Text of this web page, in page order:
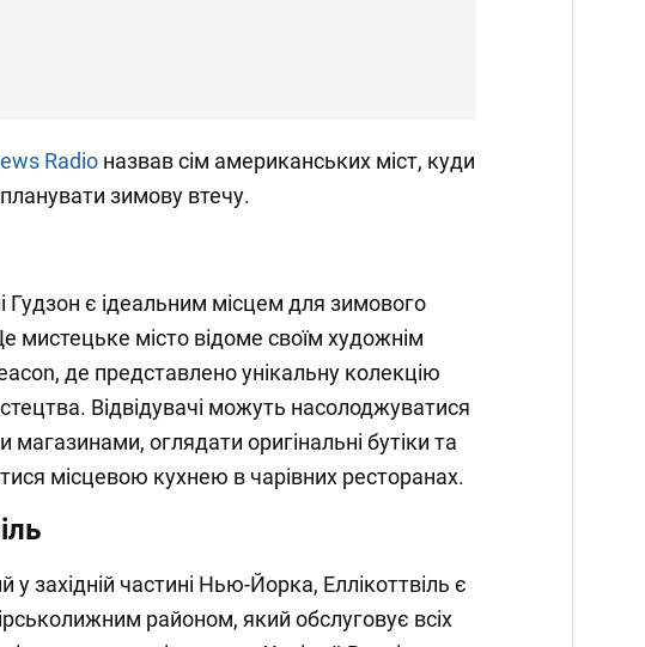
Radio назвав сім американських міст, куди
зимову втечу.
Гудзон є ідеальним місцем для зимового
мистецьке місто відоме своїм художнім
де представлено унікальну колекцію
Відвідувачі можуть насолоджуватися
магазинами, оглядати оригінальні бутіки та
місцевою кухнею в чарівних ресторанах.
у західній частині Нью-Йорка, Еллікоттвіль є
районом, який обслуговує всіх